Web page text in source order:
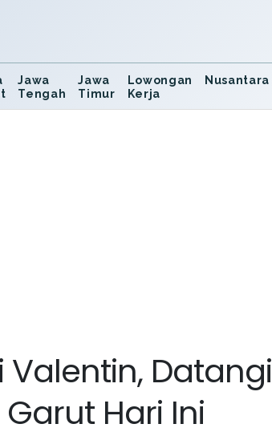
Jawa
Tengah
Jawa
Timur
Lowongan
Kerja
Nusantara
Valentin, Datangi
Hari Ini